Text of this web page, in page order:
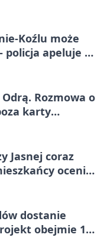
Koźlu może
policja apeluje o
Odrą. Rozmowa o
karty
Jasnej coraz
ocenią
dostanie
obejmie 15